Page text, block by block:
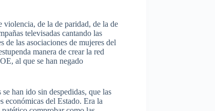
violencia, de la de paridad, de la de
televisadas cantando las
de las asociaciones de mujeres del
manera de crear la red
al que se han negado
han ido sin despedidas, que las
económicas del Estado. Era la